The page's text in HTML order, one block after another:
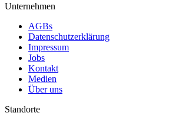
Unternehmen
AGBs
Datenschutzerklärung
Impressum
Jobs
Kontakt
Medien
Über uns
Standorte